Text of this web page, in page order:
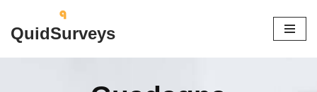
Vai
al
QuidSurveys